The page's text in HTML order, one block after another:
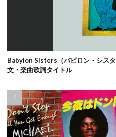
Babylon Sisters（バビロン・シス
文・楽曲歌詞タイトル